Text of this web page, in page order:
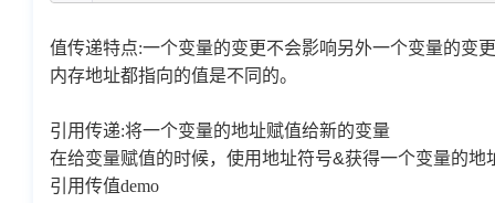
值传递特点:一个变量的变更不会影响另外一个变量的变
内存地址都指向的值是不同的。
引用传递:将一个变量的地址赋值给新的变量
在给变量赋值的时候，使用地址符号&获得一个变量的地
引用传值demo